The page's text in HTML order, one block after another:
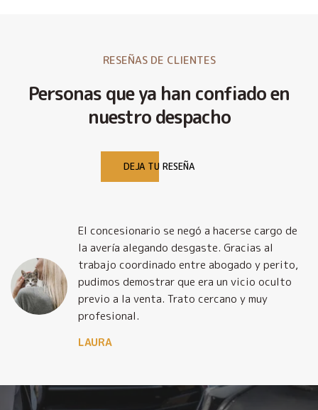
RESEÑAS DE CLIENTES
Personas que ya han confiado en
nuestro despacho
DEJA TU RESEÑA
El concesionario se negó a hacerse cargo de
la avería alegando desgaste. Gracias al
trabajo coordinado entre abogado y perito,
pudimos demostrar que era un vicio oculto
previo a la venta. Trato cercano y muy
profesional.
LAURA